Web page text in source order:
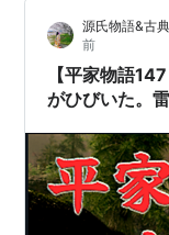
源氏物語&古
前
【平家物語
がひびいた。
か、夜半俄か
あった。